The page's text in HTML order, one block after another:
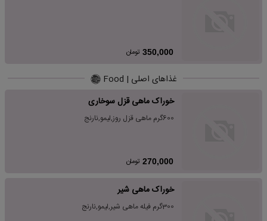
350,000 تومان
غذاهای اصلی | Food
خوراک ماهی قزل سوخاری
600گرم ماهی قزل روز,لیمو,نارنج
270,000 تومان
خوراک ماهی شیر
300گرم فیله ماهی شیر,لیمو,نارنج